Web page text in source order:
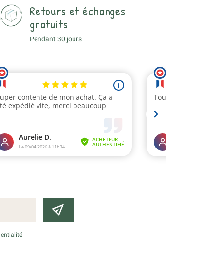
Retours et échanges
gratuits
Pendant 30 jours